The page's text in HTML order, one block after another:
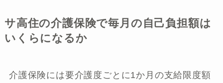
サ高住の介護保険で毎月の自己負担額は
いくらになるか
介護保険には要介護度ごとに1か月の支給限度額